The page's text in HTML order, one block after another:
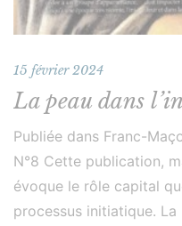
15 février 2024
La peau dans
Publiée dans Franc-
N°8 Cette publication,
évoque le rôle capital
processus initiatique.